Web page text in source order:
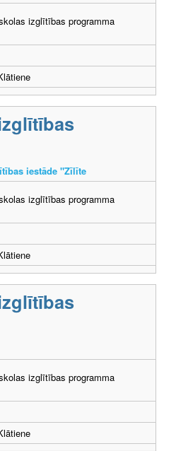
izglītības programma
iestāde "Zīlīte
izglītības programma
izglītības programma